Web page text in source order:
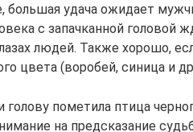
большая удача ожидает
с запачканной
людей. Также хорошо,
цвета (воробей, синица и
голову пометила птица
на предсказание